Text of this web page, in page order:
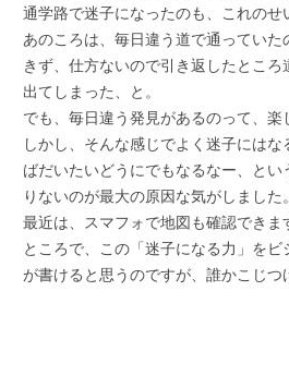
通学路で迷子になったのも、これのせ
あのころは、毎日違う道で通ってい
きず、仕方ないので引き返したとこ
出てしまった、と。
でも、毎日違う発見があるのって、楽
しかし、そんな感じでよく迷子には
ばだいたいどうにでもなるなー、と
りないのが最大の原因な気がしました。
最近は、スマフォで地図も確認できま
ところで、この「迷子になる力」を
が書けると思うのですが、誰かこじつ